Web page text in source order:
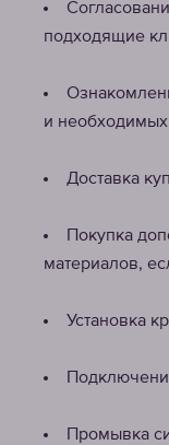
подходящие
и необходимых
Доставка
Покупка
материалов,
Установка
Промывка